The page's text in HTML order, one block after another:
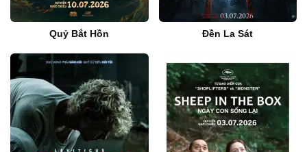
Quỷ Bắt Hồn Đền La Sát